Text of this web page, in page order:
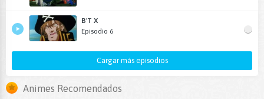
B'T X
Episodio 6
Cargar más episodios
Animes Recomendados